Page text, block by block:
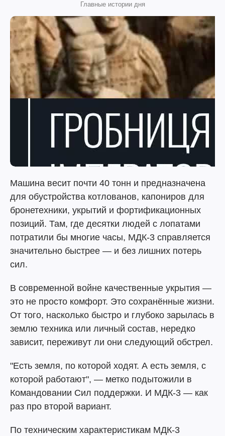
Главные истории дня
Машина весит почти 40 тонн и предназначена
для обустройства котлованов, капониров для
бронетехники, укрытий и фортификационных
позиций. Там, где десятки людей с лопатами
потратили бы многие часы, МДК-3 справляется
значительно быстрее — и без лишних потерь
сил.
В современной войне качественные укрытия —
это не просто комфорт. Это сохранённые жизни.
От того, насколько быстро и глубоко зарылась в
землю техника или личный состав, нередко
зависит, переживут ли они следующий обстрел.
"Есть земля, по которой ходят. А есть земля, с
которой работают", — метко подытожили в
Командовании Сил поддержки. И МДК-3 — как
раз про второй вариант.
По техническим характеристикам МДК-3